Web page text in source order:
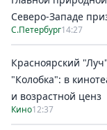
Северо-Западе
С.Петербург14:27
Красноярский
"Колобка": в
и возрастной ценз
Кино12:37